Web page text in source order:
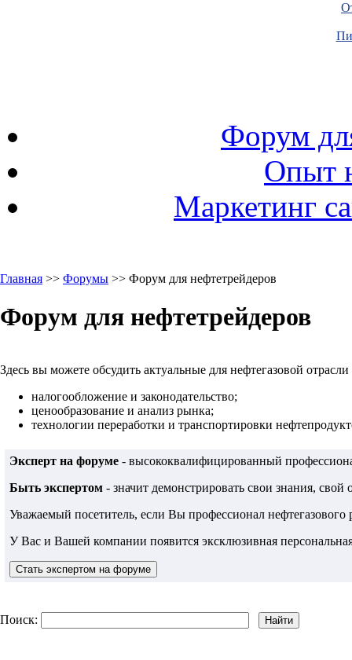
Форум
Опыт
Маркетинг
Главная >> Форумы >> Форум для нефтетрейдеров
Форум для нефтетрейдеров
Здесь вы можете обсудить актуальные для нефтегазовой
налогообложение и законодательство;
ценообразование и анализ рынка;
технологии переработки и транспортировки
Эксперт на форуме - высококвалифицированный
Быть экспертом - значит демонстрировать свои знания,
Уважаемый посетитель, если Вы профессионал
У Вас и Вашей компании появится эксклюзивная
Поиск: